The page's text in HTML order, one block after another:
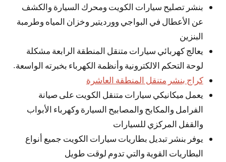
بنشر تصليح سيارات الكويت ومحرك السيارة والكشف
عن الأعطال في البواجي وورديتير وخزان المياه وطرمبة
البنزين
يعالج كهربائي سيارات متنقل المنطقة الرابعة مشكلة
لوحة التحكم الالكترونية وأنظمة الكهرباء بخبرته الواسعة.
كراج بنشر متنقل المنطقة العاشرة
يعمل ميكانيكي سيارات متنقل الكويت على صيانة
الفرامل والمكابح والمصابيح السيارة وكهرباء الأبواب
والقفل المركزي للسيارات
يوفر بنشر تبديل بطاريات سيارات الكويت جميع أنواع
البطاريات القوية والتي تدوم لوقت طويل